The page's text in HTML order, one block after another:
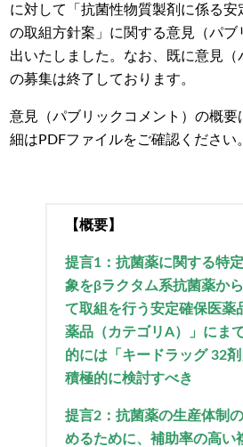
に対して「抗菌性物質製剤に係る安
の取組方針案」に関する意見（パブ
出いたしました。なお、既に意見（
の募集は終了しております。
意見（パブリックコメント）の概
細はPDFファイルをご確認ください
【概要】
提言1：抗菌薬に関する特
象をβラクタム系抗菌薬か
て取組を行う安定確保医薬
薬品（カテゴリA）」にま
的には「キードラッグ 32
積極的に検討すべき
提言2：抗菌薬の生産体制
めるために、補助率の高い